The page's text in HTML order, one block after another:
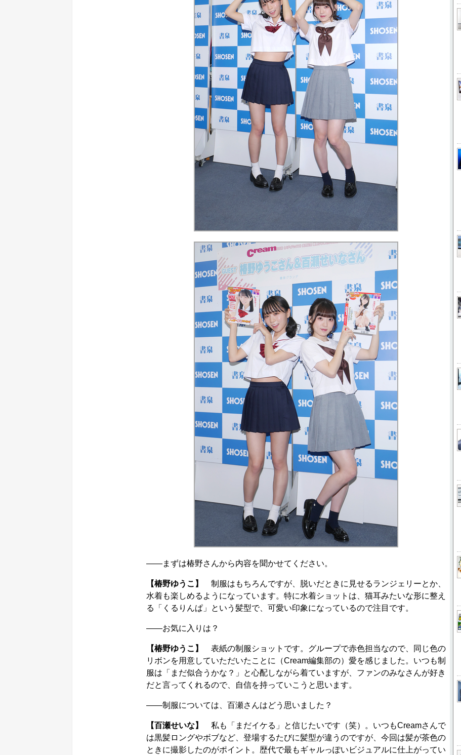
――まずは椿野さんから内容を聞かせてください。
【椿野ゆうこ】
制服はもちろんですが、脱いだときに見せるランジェリーとか、
水着も楽しめるようになっています。特に水着ショットは、猫耳みたいな形に整え
る「くるりんぱ」という髪型で、可愛い印象になっているので注目です。
――お気に入りは？
【椿野ゆうこ】
表紙の制服ショットです。グループで赤色担当なので、同じ色の
リボンを用意していただいたことに（Cream編集部の）愛を感じました。いつも制
服は「まだ似合うかな？」と心配しながら着ていますが、ファンのみなさんが好き
だと言ってくれるので、自信を持っていこうと思います。
――制服については、百瀬さんはどう思いました？
【百瀬せいな】
私も「まだイケる」と信じたいです（笑）。いつもCreamさんで
は黒髪ロングやボブなど、登場するたびに髪型が違うのですが、今回は髪が茶色の
ときに撮影したのがポイント。歴代で最もギャルっぽいビジュアルに仕上がってい